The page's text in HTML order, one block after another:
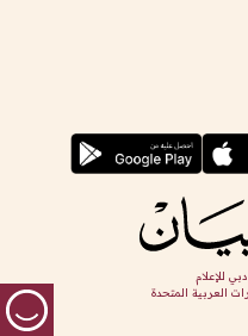
دبي للإعلام